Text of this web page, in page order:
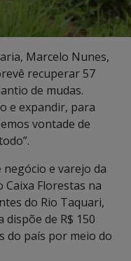
Marcelo Nunes,
recuperar 57
de mudas.
e expandir, para
vontade de
e varejo da
Caixa Florestas na
do Rio Taquari,
de R$ 150
do país por meio do